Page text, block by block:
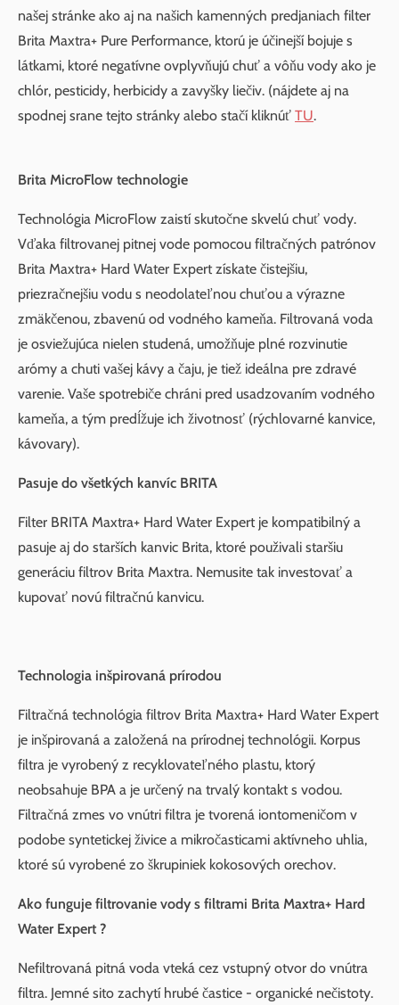
našej stránke ako aj na našich kamenných predjaniach filter
Brita Maxtra+ Pure Performance, ktorú je účinejší bojuje s
látkami, ktoré negatívne ovplyvňujú chuť a vôňu vody ako je
chlór, pesticidy, herbicidy a zavyšky liečiv. (nájdete aj na
spodnej srane tejto stránky alebo stačí kliknúť TU.
Brita MicroFlow technologie
Technológia MicroFlow zaistí skutočne skvelú chuť vody.
Vďaka filtrovanej pitnej vode pomocou filtračných patrónov
Brita Maxtra+ Hard Water Expert získate čistejšiu,
priezračnejšiu vodu s neodolateľnou chuťou a výrazne
zmäkčenou, zbavenú od vodného kameňa. Filtrovaná voda
je osviežujúca nielen studená, umožňuje plné rozvinutie
arómy a chuti vašej kávy a čaju, je tiež ideálna pre zdravé
varenie. Vaše spotrebiče chráni pred usadzovaním vodného
kameňa, a tým predĺžuje ich životnosť (rýchlovarné kanvice,
kávovary).
Pasuje do všetkých kanvíc BRITA
Filter BRITA Maxtra+ Hard Water Expert je kompatibilný a
pasuje aj do starších kanvic Brita, ktoré použivali staršiu
generáciu filtrov Brita Maxtra. Nemusite tak investovať a
kupovať novú filtračnú kanvicu.
Technologia inšpirovaná prírodou
Filtračná technológia filtrov Brita Maxtra+ Hard Water Expert
je inšpirovaná a založená na prírodnej technológii. Korpus
filtra je vyrobený z recyklovateľného plastu, ktorý
neobsahuje BPA a je určený na trvalý kontakt s vodou.
Filtračná zmes vo vnútri filtra je tvorená iontomeničom v
podobe syntetickej živice a mikročasticami aktívneho uhlia,
ktoré sú vyrobené zo škrupiniek kokosových orechov.
Ako funguje filtrovanie vody s filtrami Brita Maxtra+ Hard
Water Expert ?
Nefiltrovaná pitná voda vteká cez vstupný otvor do vnútra
filtra. Jemné sito zachytí hrubé častice - organické nečistoty.